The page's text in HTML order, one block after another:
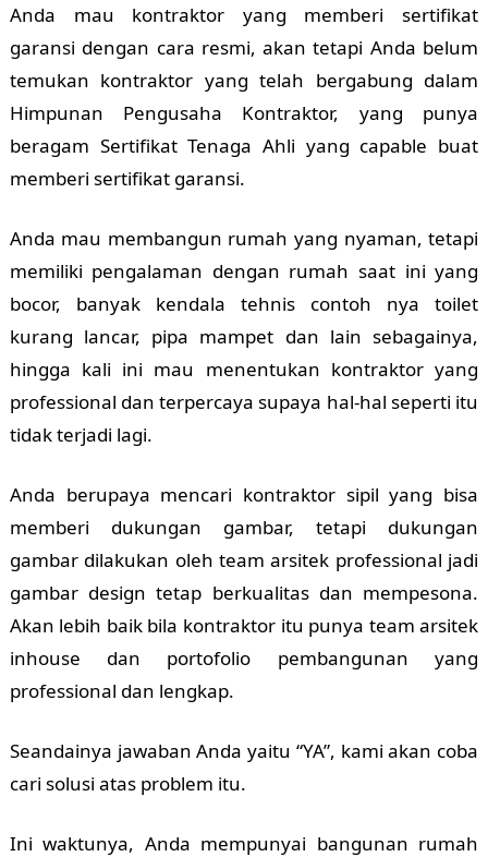
Anda mau kontraktor yang memberi sertifikat
garansi dengan cara resmi, akan tetapi Anda belum
temukan kontraktor yang telah bergabung dalam
Himpunan Pengusaha Kontraktor, yang punya
beragam Sertifikat Tenaga Ahli yang capable buat
memberi sertifikat garansi.
Anda mau membangun rumah yang nyaman, tetapi
memiliki pengalaman dengan rumah saat ini yang
bocor, banyak kendala tehnis contoh nya toilet
kurang lancar, pipa mampet dan lain sebagainya,
hingga kali ini mau menentukan kontraktor yang
professional dan terpercaya supaya hal-hal seperti itu
tidak terjadi lagi.
Anda berupaya mencari kontraktor sipil yang bisa
memberi dukungan gambar, tetapi dukungan
gambar dilakukan oleh team arsitek professional jadi
gambar design tetap berkualitas dan mempesona.
Akan lebih baik bila kontraktor itu punya team arsitek
inhouse dan portofolio pembangunan yang
professional dan lengkap.
Seandainya jawaban Anda yaitu “YA”, kami akan coba
cari solusi atas problem itu.
Ini waktunya, Anda mempunyai bangunan rumah